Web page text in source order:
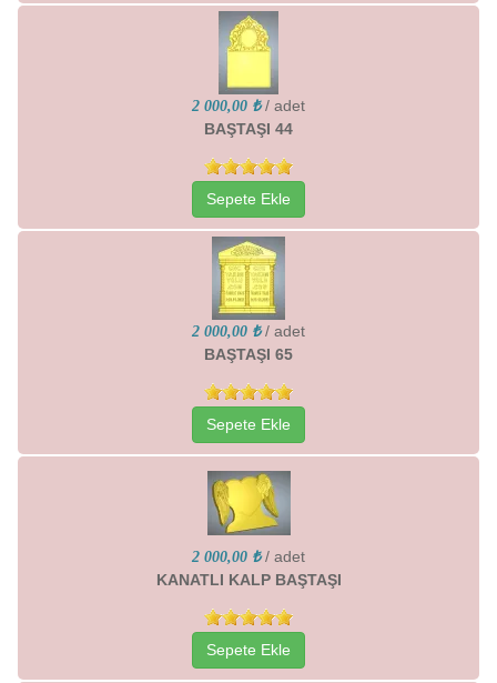
2 000,00 ₺ / adet
BAŞTAŞI 44
Sepete Ekle
2 000,00 ₺ / adet
BAŞTAŞI 65
Sepete Ekle
2 000,00 ₺ / adet
KANATLI KALP BAŞTAŞI
Sepete Ekle